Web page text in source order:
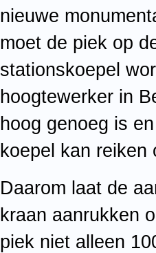
nieuwe
moet de piek op
stationskoepel
hoogtewerker in
hoog genoeg is
koepel kan
Daarom laat de
kraan aanrukken
piek niet alleen